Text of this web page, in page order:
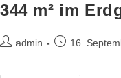
344 m² im
admin 16.